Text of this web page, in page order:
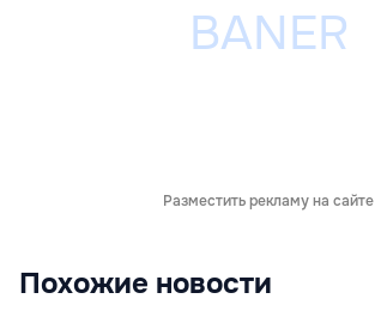
Разместить рекламу на сайте
Похожие новости